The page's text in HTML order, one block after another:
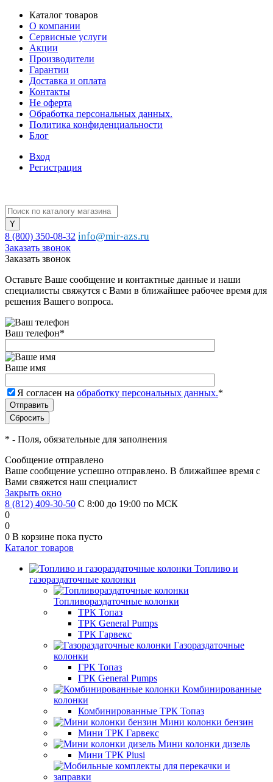
Каталог товаров
О компании
Сервисные услуги
Акции
Производители
Гарантии
Доставка и оплата
Контакты
Не оферта
Обработка персональных данных.
Политика конфиденциальности
Блог
Вход
Регистрация
8 (800) 350-08-32 info@mir-azs.ru
Заказать звонок
Заказать звонок
Оставьте Ваше сообщение и контактные данные и наши
специалисты свяжутся с Вами в ближайшее рабочее время для
решения Вашего вопроса.
Ваш телефон*
Ваше имя
Я согласен на обработку персональных данных.*
* - Поля, обязательные для заполнения
Сообщение отправлено
Ваше сообщение успешно отправлено. В ближайшее время с
Вами свяжется наш специалист
Закрыть окно
8 (812) 409-30-50 С 8:00 до 19:00 по МСК
0
0
0 В корзине пока пусто
Каталог товаров
Топливо и
газораздаточные колонки
Топливораздаточные колонки
ТРК Топаз
ТРК General Pumps
ТРК Гарвекс
Газораздаточные
колонки
ГРК Топаз
ГРК General Pumps
Комбинированные
колонки
Комбинированные ТРК Топаз
Мини колонки бензин
Мини ТРК Гарвекс
Мини колонки дизель
Мини ТРК Piusi